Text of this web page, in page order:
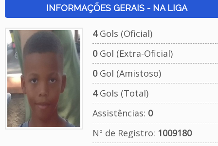
INFORMAÇÕES GERAIS - NA LIGA
4Gols (Oficial)
0Gol (Extra-Oficial)
0Gol (Amistoso)
4Gols (Total)
Assistências: 0
Nº de Registro: 1009180